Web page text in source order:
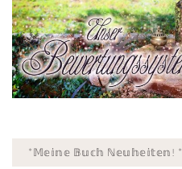
*𝕄𝕖𝕚𝕟𝕖 𝔹𝕦𝕔𝕙 ℕ𝕖𝕦𝕙𝕖𝕚𝕥𝕖𝕟! *